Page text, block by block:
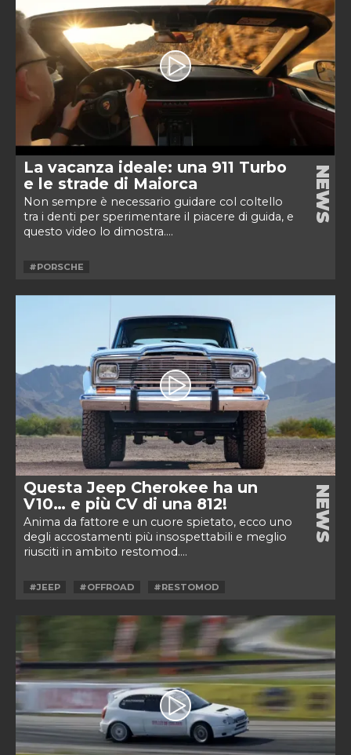
La vacanza ideale: una 911 Turbo
e le strade di Maiorca
Non sempre è necessario guidare col coltello
tra i denti per sperimentare il piacere di guida, e
questo video lo dimostra....
NEWS
#PORSCHE
Questa Jeep Cherokee ha un
V10… e più CV di una 812!
Anima da fattore e un cuore spietato, ecco uno
degli accostamenti più insospettabili e meglio
riusciti in ambito restomod....
NEWS
#JEEP #OFFROAD #RESTOMOD